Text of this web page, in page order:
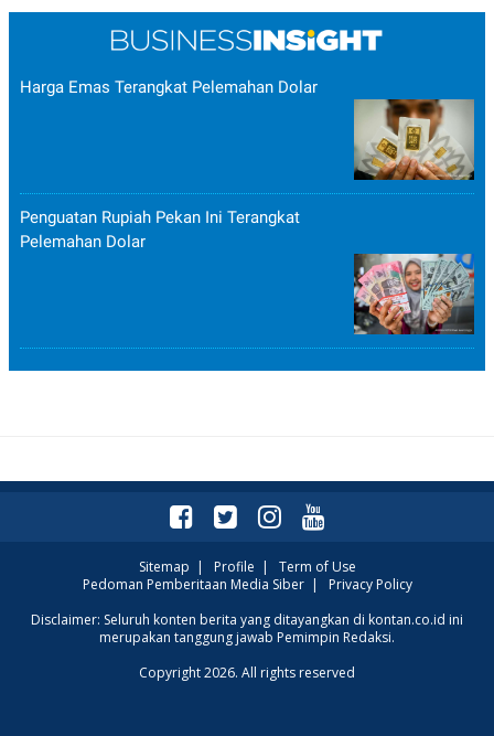
Harga Emas Terangkat Pelemahan Dolar
Penguatan Rupiah Pekan Ini Terangkat
Pelemahan Dolar
Sitemap | Profile | Term of Use
Pedoman Pemberitaan Media Siber| Privacy Policy
Disclaimer: Seluruh konten berita yang ditayangkan di kontan.co.id ini
merupakan tanggung jawab Pemimpin Redaksi.
Copyright 2026. All rights reserved